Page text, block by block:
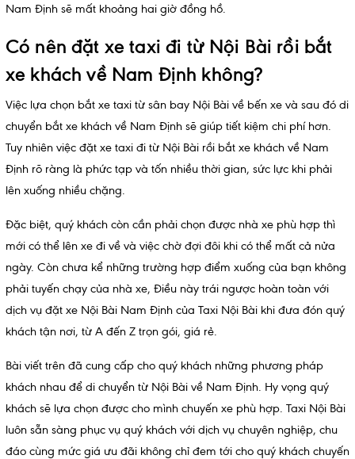
Nam Định sẽ mất khoảng hai giờ đồng hồ.
Có nên đặt xe taxi đi từ Nội Bài rồi bắt
xe khách về Nam Định không?
Việc lựa chọn bắt xe taxi từ sân bay Nội Bài về bến xe và sau đó di
chuyển bắt xe khách về Nam Định sẽ giúp tiết kiệm chi phí hơn.
Tuy nhiên việc đặt xe taxi đi từ Nội Bài rồi bắt xe khách về Nam
Định rõ ràng là phức tạp và tốn nhiều thời gian, sức lực khi phải
lên xuống nhiều chặng.
Đặc biệt, quý khách còn cần phải chọn được nhà xe phù hợp thì
mới có thể lên xe đi về và việc chờ đợi đôi khi có thể mất cả nửa
ngày. Còn chưa kể những trường hợp điểm xuống của bạn không
phải tuyến chạy của nhà xe, Điều này trái ngược hoàn toàn với
dịch vụ đặt xe Nội Bài Nam Định của Taxi Nội Bài khi đưa đón quý
khách tận nơi, từ A đến Z trọn gói, giá rẻ.
Bài viết trên đã cung cấp cho quý khách những phương pháp
khách nhau để di chuyển từ Nội Bài về Nam Định. Hy vọng quý
khách sẽ lựa chọn được cho mình chuyến xe phù hợp. Taxi Nội Bài
luôn sẵn sàng phục vụ quý khách với dịch vụ chuyên nghiệp, chu
đáo cùng mức giá ưu đãi không chỉ đem tới cho quý khách chuyến